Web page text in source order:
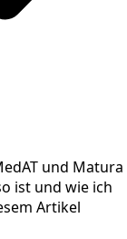
und Matura
ist und wie ich
Artikel